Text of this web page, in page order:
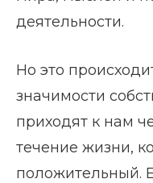
деятельности.
Но это
значимости
приходят к нам
течение жизни,
положительный.